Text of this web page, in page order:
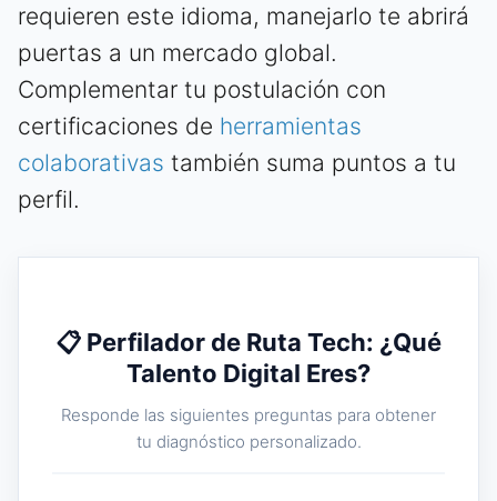
requieren este idioma, manejarlo te abrirá
puertas a un mercado global.
Complementar tu postulación con
certificaciones de herramientas
colaborativas también suma puntos a tu
perfil.
📋 Perfilador de Ruta Tech: ¿Qué
Talento Digital Eres?
Responde las siguientes preguntas para obtener
tu diagnóstico personalizado.